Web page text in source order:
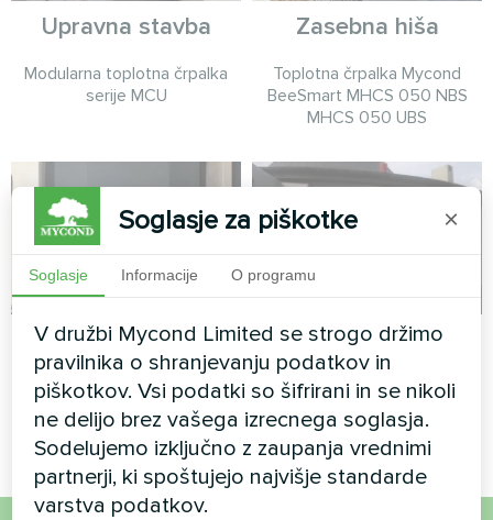
Upravna stavba
Modularna toplotna črpalka
serije MCU
Zasebna hiša
Toplotna črpalka Mycond
BeeSmart MHCS 050 NBS
MHCS 050 UBS
Apartma
Splitska toplotna črpalka Artic
Home serije Basic
Planetarij
Split toplotna črpalka Artic
Home Smart
Soglasje za piškotke ×
Soglasje Informacije O programu
V družbi Mycond Limited se strogo držimo
pravilnika o shranjevanju podatkov in
piškotkov. Vsi podatki so šifrirani in se nikoli
ne delijo brez vašega izrecnega soglasja.
Sodelujemo izključno z zaupanja vrednimi
partnerji, ki spoštujejo najvišje standarde
varstva podatkov.